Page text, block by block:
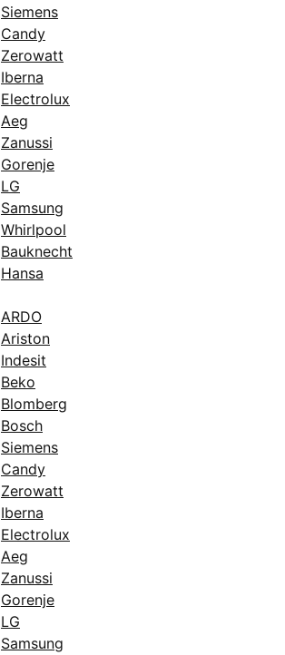
Siemens
Candy
Zerowatt
Iberna
Electrolux
Aeg
Zanussi
Gorenje
LG
Samsung
Whirlpool
Bauknecht
Hansa
ARDO
Ariston
Indesit
Beko
Blomberg
Bosch
Siemens
Candy
Zerowatt
Iberna
Electrolux
Aeg
Zanussi
Gorenje
LG
Samsung